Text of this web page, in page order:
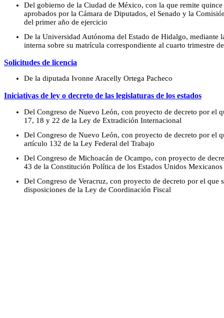
Del gobierno de la Ciudad de México, con la que remite quince
aprobados por la Cámara de Diputados, el Senado y la
del primer año de ejercicio
De la Universidad Autónoma del Estado de Hidalgo, mediante
interna sobre su matrícula correspondiente al cuarto trimestre
Solicitudes de licencia
De la diputada Ivonne Aracelly Ortega Pacheco
Iniciativas de ley o decreto de las legislaturas de los estados
Del Congreso de Nuevo León, con proyecto de decreto por el
17, 18 y 22 de la Ley de Extradición Internacional
Del Congreso de Nuevo León, con proyecto de decreto por el
artículo 132 de la Ley Federal del Trabajo
Del Congreso de Michoacán de Ocampo, con proyecto de
43 de la Constitución Política de los Estados Unidos Mexicanos
Del Congreso de Veracruz, con proyecto de decreto por el que
disposiciones de la Ley de Coordinación Fiscal